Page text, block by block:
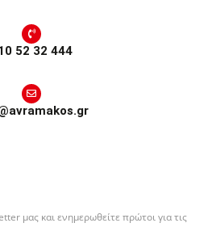
52 32 444
μας και ενημερωθείτε πρώτοι για τις